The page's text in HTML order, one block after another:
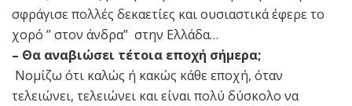
σφράγισε πολλές δεκαετίες και ουσιαστικά έφερε το
χορό ” στον άνδρα” στην Ελλάδα…
– Θα αναβιώσει τέτοια εποχή σήμερα;
Νομίζω ότι καλώς ή κακώς κάθε εποχή, όταν
τελειώνει, τελειώνει και είναι πολύ δύσκολο να